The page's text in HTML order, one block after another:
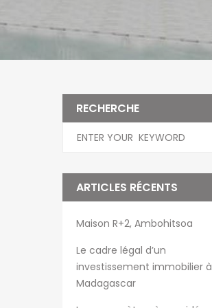
RECHERCHE
ARTICLES RÉCENTS
Maison R+2, Ambohitsoa
Le cadre légal d’un
investissement immobilier à
Madagascar